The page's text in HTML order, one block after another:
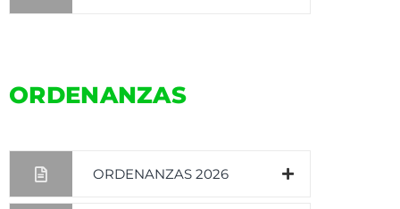
ORDENANZAS
ORDENANZAS 2026